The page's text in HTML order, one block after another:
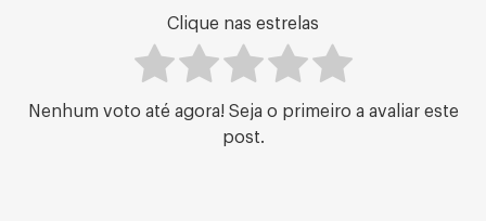
Clique nas estrelas
Nenhum voto até agora! Seja o primeiro a avaliar este
post.